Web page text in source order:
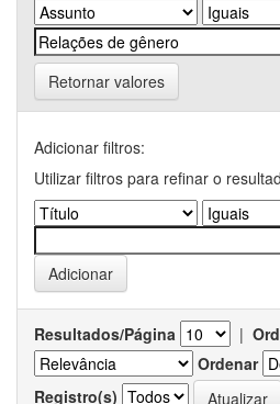
Retornar valores
Adicionar filtros:
Utilizar filtros para refinar o
Resultados/Página |
Ordenar
Registro(s)